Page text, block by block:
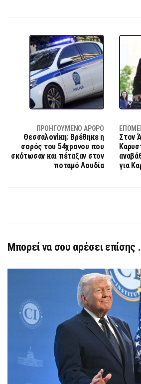
ΠΡΟΗΓΟΎΜΕΝΟ ΆΡΘΡΟ
Θεσσαλονίκη: Βρέθηκε η
σορός του 54χρονου που
σκότωσαν και πέταξαν στον
ποταμό Λουδία
Στον
για
Μπορεί να σου αρέσει επίσης